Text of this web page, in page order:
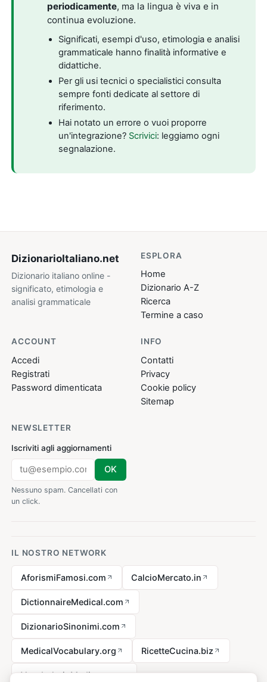
periodicamente, ma la lingua è viva e in
continua evoluzione.
Significati, esempi d'uso, etimologia e analisi
grammaticale hanno finalità informative e
didattiche.
Per gli usi tecnici o specialistici consulta
sempre fonti dedicate al settore di
riferimento.
Hai notato un errore o vuoi proporre
un'integrazione? Scrivici: leggiamo ogni
segnalazione.
DizionarioItaliano.net
Dizionario italiano online -
significato, etimologia e
analisi grammaticale
ESPLORA
Home
Dizionario A-Z
Ricerca
Termine a caso
ACCOUNT
Accedi
Registrati
Password dimenticata
INFO
Contatti
Privacy
Cookie policy
Sitemap
NEWSLETTER
Iscriviti agli aggiornamenti
OK
Nessuno spam. Cancellati con
un click.
IL NOSTRO NETWORK
AforismiFamosi.com CalcioMercato.in
DictionnaireMedical.com
DizionarioSinonimi.com
MedicalVocabulary.org RicetteCucina.biz
VocabolarioMedico.com